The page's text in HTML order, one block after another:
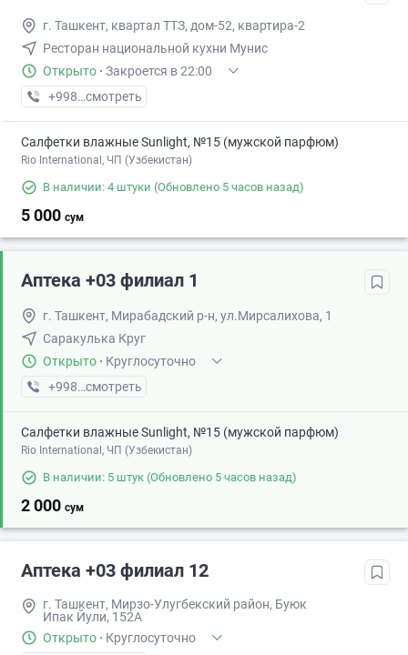
г. Ташкент, квартал ТТЗ, дом-52, квартира-2
Ресторан национальной кухни Мунис
Открыто · Закроется в 22:00
+998 (97) XXX-XX-XX
смотреть
Салфетки влажные Sunlight, №15 (мужской парфюм)
Rio International, ЧП (Узбекистан)
В наличии: 4 штуки (Обновлено 5 часов назад)
5 000 сум
Аптека +03 филиал 1
г. Ташкент, Мирабадский р-н, ул.Мирсалихова, 1
Саракулька Круг
Открыто · Круглосуточно
+998 (95) XXX-XX-XX
смотреть
Салфетки влажные Sunlight, №15 (мужской парфюм)
Rio International, ЧП (Узбекистан)
В наличии: 5 штук (Обновлено 5 часов назад)
2 000 сум
Аптека +03 филиал 12
г. Ташкент, Мирзо-Улугбекский район, Буюк
Ипак Йули, 152А
Открыто · Круглосуточно